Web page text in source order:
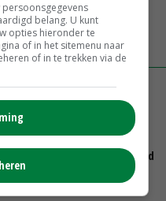
Huizinga: ‘Bezoek van
zelf groente plukken’
Frijns doet het verrassend
belang. U kunt
opties hieronder te
of in het sitemenu naar
of in te trekken via de